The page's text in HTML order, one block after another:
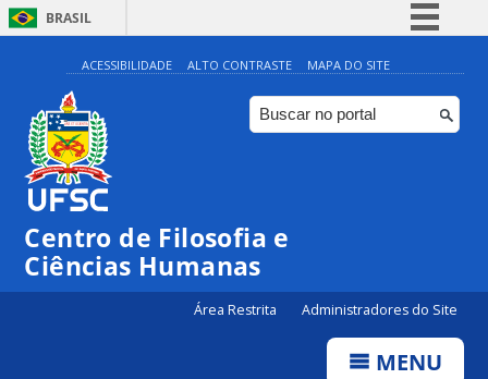
BRASIL
Simplifique!
Comunica BR
Participe
ACESSIBILIDADE ALTO CONTRASTE MAPA DO SITE
Centro de Filosofia e
Ciências Humanas
Área Restrita Administradores do Site
MENU